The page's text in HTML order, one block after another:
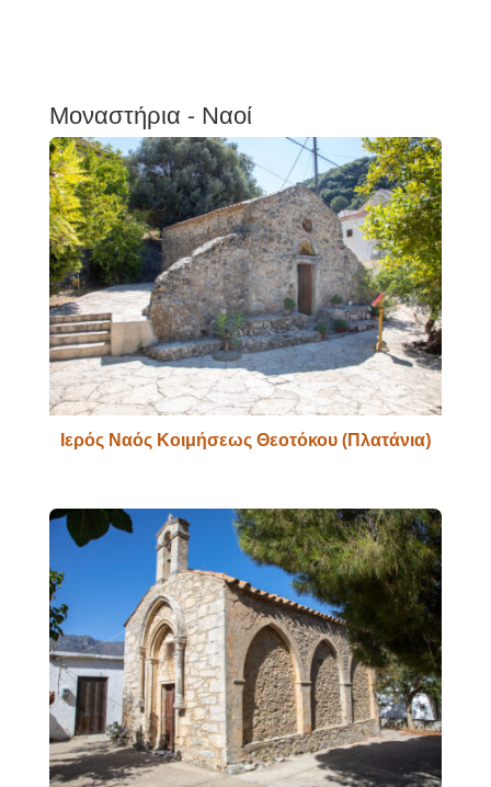
Μοναστήρια - Ναοί
Ιερός Ναός Κοιμήσεως Θεοτόκου (Πλατάνια)